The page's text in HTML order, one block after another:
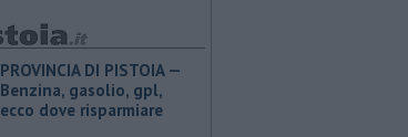
PROVINCIA DI PISTOIA — ​
Benzina, gasolio, gpl,
ecco dove risparmiare